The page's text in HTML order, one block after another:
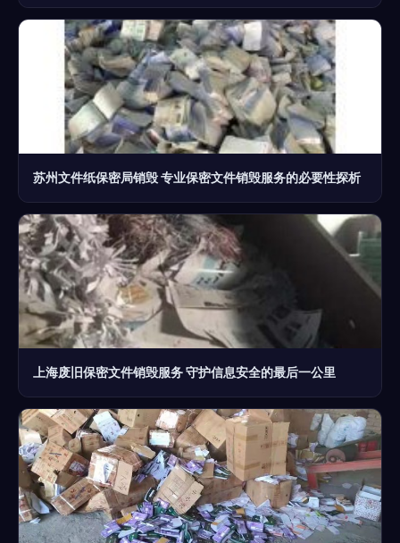
苏州文件纸保密局销毁 专业保密文件销毁服务的必要性探析
上海废旧保密文件销毁服务 守护信息安全的最后一公里